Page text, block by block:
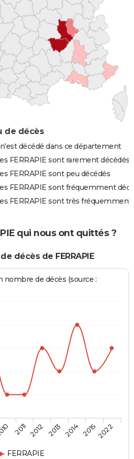
de décès
décédé dans ce département
FERRAPIE sont rarement décédés
FERRAPIE sont peu décédés
FERRAPIE sont fréquemment
FERRAPIE sont très fréquemment
qui nous ont quittés ?
décès de FERRAPIE
nombre de décès (source :
FERRAPIE
2011 2012 2013 2014 20152022